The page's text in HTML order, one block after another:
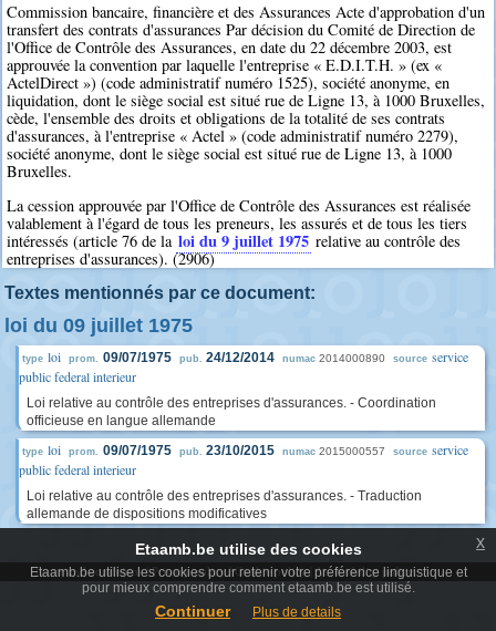
Commission bancaire, financière et des Assurances Acte d'approbation d'un
transfert des contrats d'assurances Par décision du Comité de Direction de
l'Office de Contrôle des Assurances, en date du 22 décembre 2003, est
approuvée la convention par laquelle l'entreprise « E.D.I.T.H. » (ex «
ActelDirect ») (code administratif numéro 1525), société anonyme, en
liquidation, dont le siège social est situé rue de Ligne 13, à 1000 Bruxelles,
cède, l'ensemble des droits et obligations de la totalité de ses contrats
d'assurances, à l'entreprise « Actel » (code administratif numéro 2279),
société anonyme, dont le siège social est situé rue de Ligne 13, à 1000
Bruxelles.
La cession approuvée par l'Office de Contrôle des Assurances est réalisée
valablement à l'égard de tous les preneurs, les assurés et de tous les tiers
intéressés (article 76 de la loi du 9 juillet 1975 relative au contrôle des
entreprises d'assurances). (2906)
Textes mentionnés par ce document:
loi du 09 juillet 1975
type loi prom. 09/07/1975 pub. 24/12/2014 numac 2014000890 source service
public federal interieur
Loi relative au contrôle des entreprises d'assurances. - Coordination
officieuse en langue allemande
type loi prom. 09/07/1975 pub. 23/10/2015 numac 2015000557 source service
public federal interieur
Loi relative au contrôle des entreprises d'assurances. - Traduction
allemande de dispositions modificatives
Terms and conditions|Privacy policy|Cookie policy| Accessibility policy
Etaamb.be utilise des cookies
Etaamb.be utilise les cookies pour retenir votre préférence linguistique et
pour mieux comprendre comment etaamb.be est utilisé.
Continuer Plus de details
x